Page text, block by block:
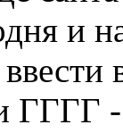
и
-